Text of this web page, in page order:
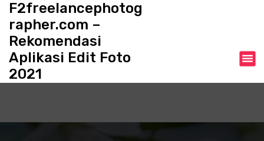
c
t
F2freelancephotog
rapher.com –
Rekomendasi
Aplikasi Edit Foto
2021